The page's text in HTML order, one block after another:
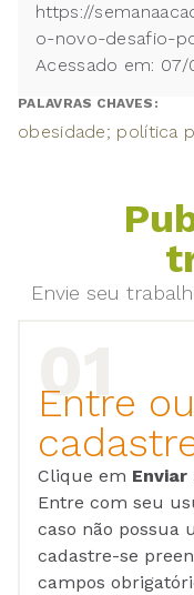
https://
o-novo-desafio-
Acessado em:
PALAVRAS CHAVES:
obesidade; política
Envie seu
Entre ou
Clique em
Entre com seu
caso não possua
cadastre-se
campos